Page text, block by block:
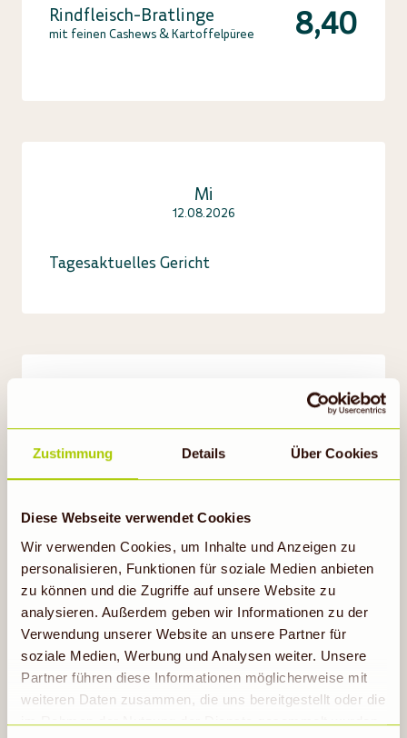
Zustimmung Details Über Cookies
Diese Webseite verwendet Cookies
Wir verwenden Cookies, um Inhalte und Anzeigen zu
personalisieren, Funktionen für soziale Medien anbieten
zu können und die Zugriffe auf unsere Website zu
analysieren. Außerdem geben wir Informationen zu der
Verwendung unserer Website an unsere Partner für
soziale Medien, Werbung und Analysen weiter. Unsere
Partner führen diese Informationen möglicherweise mit
weiteren Daten zusammen, die uns bereitgestellt oder die
im Rahmen der Nutzung der Dienste gesammelt wurden.
Rindfleisch-Bratlinge
mit feinen Cashews & Kartoffelpüree 8,40
Mi
12.08.2026
Tagesaktuelles Gericht
13.08.2026
Paprika-Bohnen-Topf 8,40
Pizza
Fr